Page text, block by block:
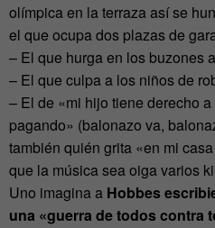
olímpica en la terraza así se
el que ocupa dos plazas de
– El que hurga en los buzones
– El que culpa a los niños de
– El de «mi hijo tiene derecho
pagando» (balonazo va,
también quién grita «en mi
que la música sea oiga varios
Uno imagina a Hobbes
una «guerra de todos contra